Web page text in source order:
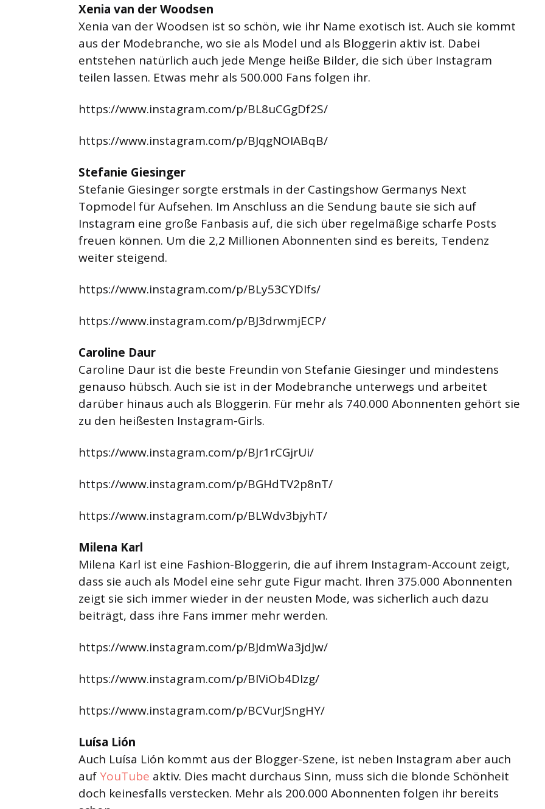
Xenia van der Woodsen
Xenia van der Woodsen ist so schön, wie ihr Name exotisch ist. Auch sie kommt
aus der Modebranche, wo sie als Model und als Bloggerin aktiv ist. Dabei
entstehen natürlich auch jede Menge heiße Bilder, die sich über Instagram
teilen lassen. Etwas mehr als 500.000 Fans folgen ihr.
https://www.instagram.com/p/BL8uCGgDf2S/
https://www.instagram.com/p/BJqgNOIABqB/
Stefanie Giesinger
Stefanie Giesinger sorgte erstmals in der Castingshow Germanys Next
Topmodel für Aufsehen. Im Anschluss an die Sendung baute sie sich auf
Instagram eine große Fanbasis auf, die sich über regelmäßige scharfe Posts
freuen können. Um die 2,2 Millionen Abonnenten sind es bereits, Tendenz
weiter steigend.
https://www.instagram.com/p/BLy53CYDIfs/
https://www.instagram.com/p/BJ3drwmjECP/
Caroline Daur
Caroline Daur ist die beste Freundin von Stefanie Giesinger und mindestens
genauso hübsch. Auch sie ist in der Modebranche unterwegs und arbeitet
darüber hinaus auch als Bloggerin. Für mehr als 740.000 Abonnenten gehört sie
zu den heißesten Instagram-Girls.
https://www.instagram.com/p/BJr1rCGjrUi/
https://www.instagram.com/p/BGHdTV2p8nT/
https://www.instagram.com/p/BLWdv3bjyhT/
Milena Karl
Milena Karl ist eine Fashion-Bloggerin, die auf ihrem Instagram-Account zeigt,
dass sie auch als Model eine sehr gute Figur macht. Ihren 375.000 Abonnenten
zeigt sie sich immer wieder in der neusten Mode, was sicherlich auch dazu
beiträgt, dass ihre Fans immer mehr werden.
https://www.instagram.com/p/BJdmWa3jdJw/
https://www.instagram.com/p/BIViOb4DIzg/
https://www.instagram.com/p/BCVurJSngHY/
Luísa Lión
Auch Luísa Lión kommt aus der Blogger-Szene, ist neben Instagram aber auch
aufYouTube aktiv. Dies macht durchaus Sinn, muss sich die blonde Schönheit
doch keinesfalls verstecken. Mehr als 200.000 Abonnenten folgen ihr bereits